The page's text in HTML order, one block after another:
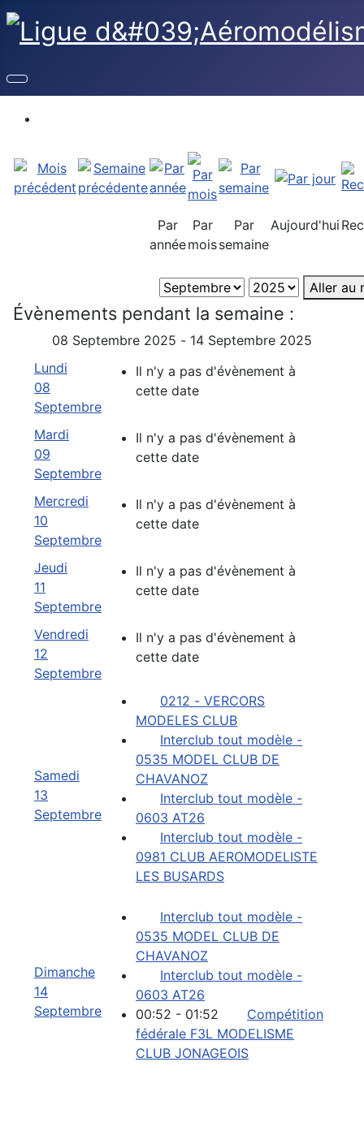
Par
année
Par
mois
Par
semaine
Aujourd'hui
Aller au
Évènements pendant la semaine :
08 Septembre 2025 - 14 Septembre 2025
Lundi
08
Septembre
Il n'y a pas d'évènement à
cette date
Mardi
09
Septembre
Il n'y a pas d'évènement à
cette date
Mercredi
10
Septembre
Il n'y a pas d'évènement à
cette date
Jeudi
11
Septembre
Il n'y a pas d'évènement à
cette date
Vendredi
12
Septembre
Il n'y a pas d'évènement à
cette date
Samedi
13
Septembre
0212 - VERCORS
MODELES CLUB
Interclub tout modèle -
0535 MODEL CLUB DE
CHAVANOZ
Interclub tout modèle -
0603 AT26
Interclub tout modèle -
0981 CLUB AEROMODELISTE
LES BUSARDS
Dimanche
14
Septembre
Interclub tout modèle -
0535 MODEL CLUB DE
CHAVANOZ
Interclub tout modèle -
0603 AT26
00:52 - 01:52 Compétition
fédérale F3L MODELISME
CLUB JONAGEOIS